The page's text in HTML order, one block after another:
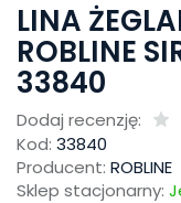
LINA
ROBLINE
33840
Dodaj recenzję:
Kod: 33840
Producent: ROBLINE
Sklep stacjonarny: